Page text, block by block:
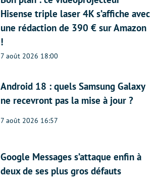
Hisense triple laser 4K s’affiche avec
une rédaction de 390 € sur Amazon
!
7 août 2026 18:00
Android 18 : quels Samsung Galaxy
ne recevront pas la mise à jour ?
7 août 2026 16:57
Google Messages s’attaque enfin à
deux de ses plus gros défauts